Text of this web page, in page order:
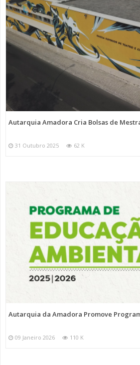
Autarquia Amadora Cria Bolsas de
31 Outubro 2025 62 K
Autarquia da Amadora Promove
09 Janeiro 2026 110 K